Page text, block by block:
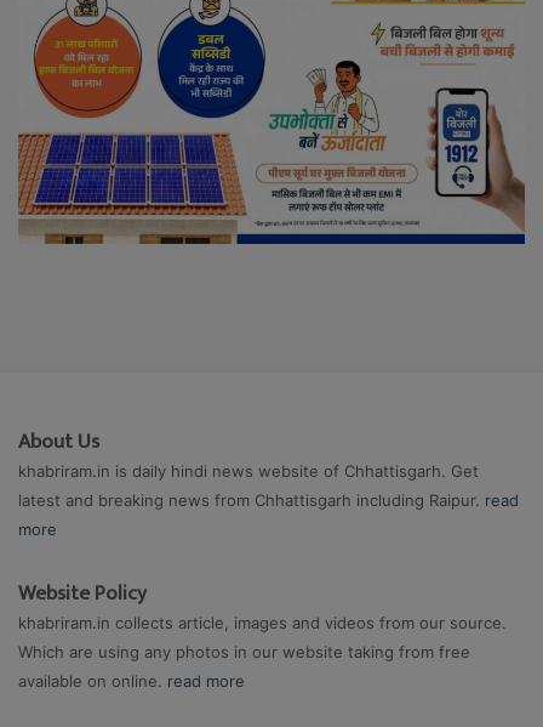
About Us
khabriram.in is daily hindi news website of Chhattisgarh. Get
latest and breaking news from Chhattisgarh including Raipur. read
more
Website Policy
khabriram.in collects article, images and videos from our source.
Which are using any photos in our website taking from free
available on online. read more